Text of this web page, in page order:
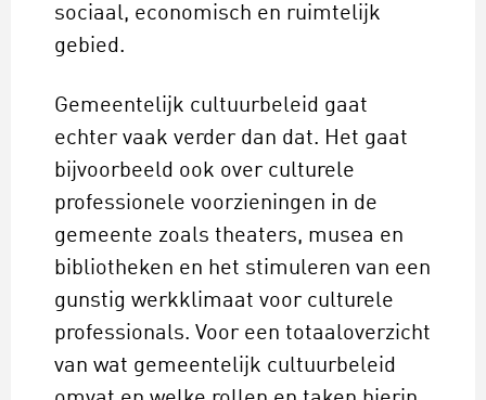
sociaal, economisch en ruimtelijk
gebied.
Gemeentelijk cultuurbeleid gaat
echter vaak verder dan dat. Het gaat
bijvoorbeeld ook over culturele
professionele voorzieningen in de
gemeente zoals theaters, musea en
bibliotheken en het stimuleren van een
gunstig werkklimaat voor culturele
professionals. Voor een totaaloverzicht
van wat gemeentelijk cultuurbeleid